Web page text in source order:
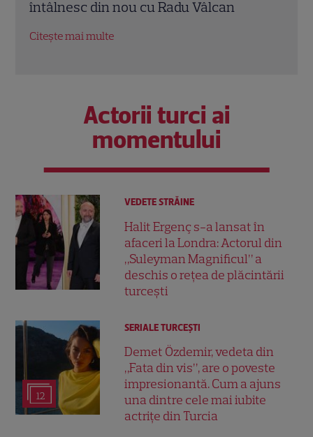
chestie la care m-am gândit”
Citește mai multe
Actorii turci ai
momentului
VEDETE STRĂINE
Halit Ergenç s-a lansat în
afaceri la Londra: Actorul din
„Suleyman Magnificul” a
deschis o rețea de plăcintării
turcești
12
SERIALE TURCEŞTI
Demet Özdemir, vedeta din
„Fata din vis”, are o poveste
impresionantă. Cum a ajuns
una dintre cele mai iubite
actrițe din Turcia